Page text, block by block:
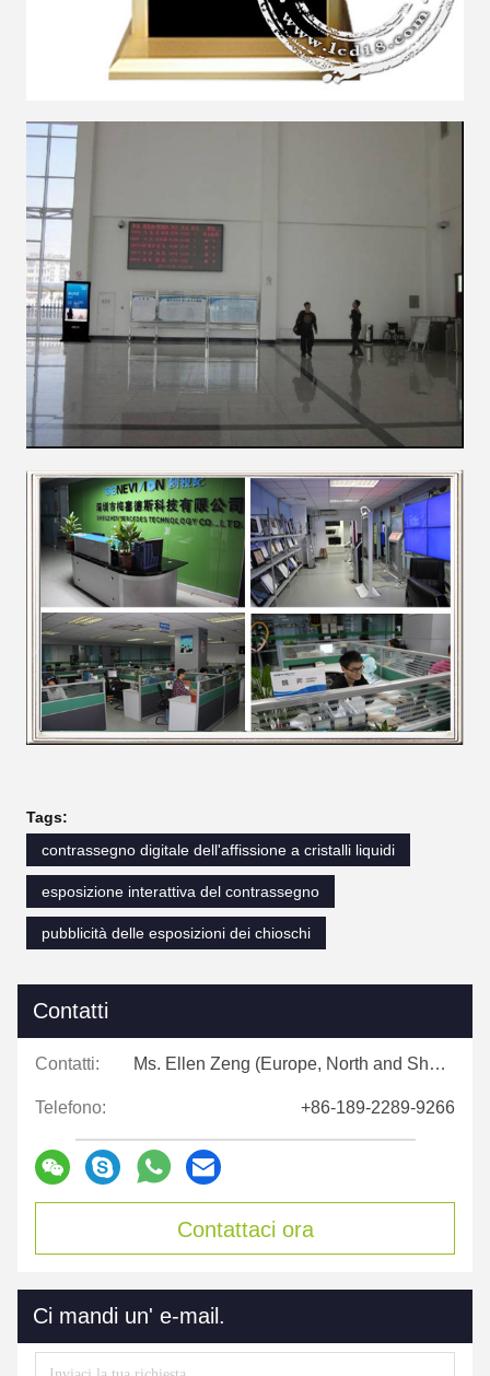
Tags:
contrassegno digitale dell'affissione a cristalli liquidi
esposizione interattiva del contrassegno
pubblicità delle esposizioni dei chioschi
Contatti
Contatti: Ms. Ellen Zeng (Europe, North and Shouth America)
Telefono: +86-189-2289-9266
Contattaci ora
Ci mandi un' e-mail.